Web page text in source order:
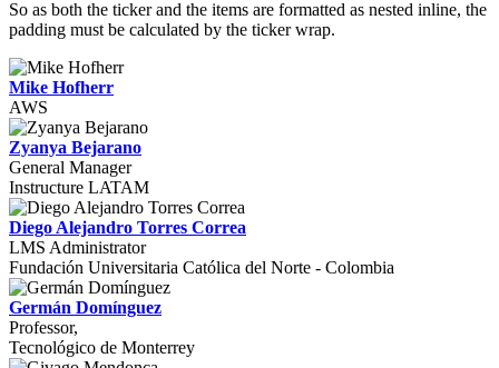
So as both the ticker and the items are formatted as nested inline, the
padding must be calculated by the ticker wrap.
Mike Hofherr
AWS
Zyanya Bejarano
General Manager
Instructure LATAM
Diego Alejandro Torres Correa
LMS Administrator
Fundación Universitaria Católica del Norte - Colombia
Germán Domínguez
Professor,
Tecnológico de Monterrey